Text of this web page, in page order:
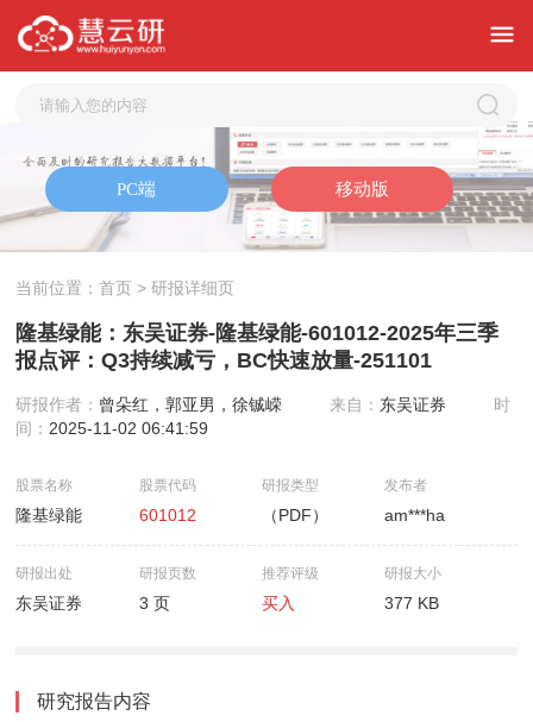
当前位置：首页 > 研报详细页
隆基绿能：东吴证券-隆基绿能-601012-2025年三季
报点评：Q3持续减亏，BC快速放量-251101
研报作者： 曾朵红，郭亚男，徐铖嵘 来自： 东吴证券
时
间： 2025-11-02 06:41:59
股票名称
隆基绿能
股票代码
601012
研报类型
（PDF）
发布者
am***ha
研报出处
东吴证券
研报页数
3 页
推荐评级
买入
研报大小
377 KB
研究报告内容